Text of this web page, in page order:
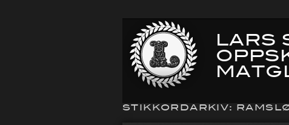
LARS
STIKKORDARKIV: